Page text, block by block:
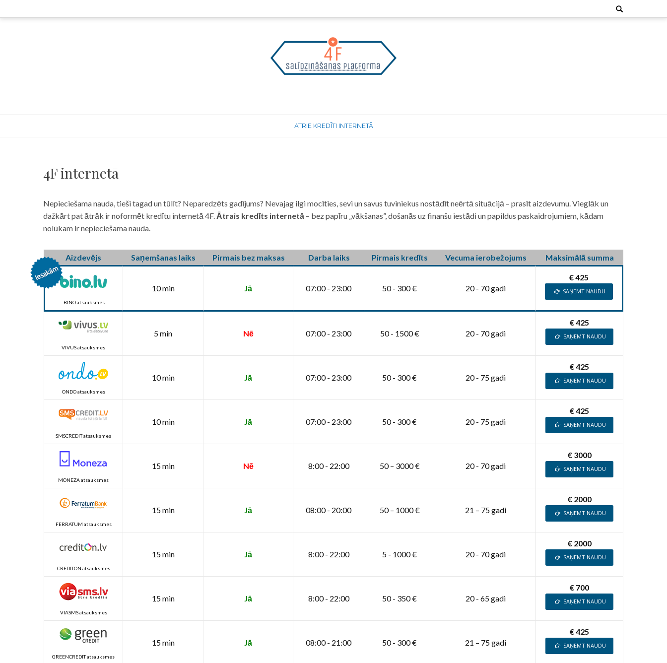
to
Search
for:
ATRIE KREDĪTI INTERNETĀ
4F internetā
Nepieciešama nauda, tieši tagad un tūlīt? Neparedzēts gadījums? Nevajag ilgi mocīties, sevi un savus tuviniekus nostādīt neērtā situācijā – prasīt aizdevumu. Vieglāk un
dažkārt pat ātrāk ir noformēt kredītu internetā 4F. Ātrais kredīts internetā – bez papīru „vākšanas”, došanās uz finanšu iestādi un papildus paskaidrojumiem, kādam
nolūkam ir nepieciešama nauda.
Aizdevējs Saņemšanas laiks Pirmais bez maksas Darba laiks Pirmais kredīts Vecuma ierobežojums Maksimālā summa
BINO atsauksmes
10 min Jā 07:00 - 23:00 50 - 300 € 20 - 70 gadi
€ 425
SAŅEMT NAUDU
VIVUS atsauksmes
5 min Nē 07:00 - 23:00 50 - 1500 € 20 - 70 gadi
€ 425
SAŅEMT NAUDU
ONDO atsauksmes
10 min Jā 07:00 - 23:00 50 - 300 € 20 - 75 gadi
€ 425
SAŅEMT NAUDU
SMSCREDIT atsauksmes
10 min Jā 07:00 - 23:00 50 - 300 € 20 - 75 gadi
€ 425
SAŅEMT NAUDU
MONEZA atsauksmes
15 min Nē 8:00 - 22:00 50 – 3000 € 20 - 70 gadi
€ 3000
SAŅEMT NAUDU
FERRATUM atsauksmes
15 min Jā 08:00 - 20:00 50 – 1000 € 21 – 75 gadi
€ 2000
SAŅEMT NAUDU
CREDITON atsauksmes
15 min Jā 8:00 - 22:00 5 - 1000 € 20 - 70 gadi
€ 2000
SAŅEMT NAUDU
VIASMS atsauksmes
15 min Jā 8:00 - 22:00 50 - 350 € 20 - 65 gadi
€ 700
SAŅEMT NAUDU
GREENCREDIT atsauksmes
15 min Jā 08:00 - 21:00 50 - 300 € 21 – 75 gadi
€ 425
SAŅEMT NAUDU